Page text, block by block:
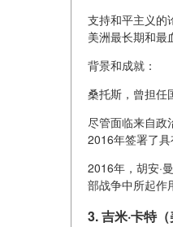
支持和平主义的
美洲最长期和最
背景和成就：
桑托斯，曾担任
尽管面临来自政
2016年签署了具
2016年，胡安·
部战争中所起作
3. 吉米·卡特